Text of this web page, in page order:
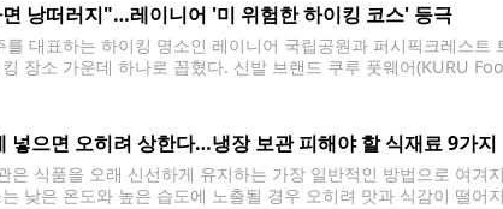
낭떠러지"…레이니어 '미 위험한 하이킹 코스' 등극
를 대표하는 하이킹 명소인 레이니어 국립공원과 퍼시픽크레스트
장소 가운데 하나로 꼽혔다. 신발 브랜드 쿠루 풋웨어(KURU
넣으면 오히려 상한다…냉장 보관 피해야 할 식재료 9가지
은 식품을 오래 신선하게 유지하는 가장 일반적인 방법으로 여겨
낮은 온도와 높은 습도에 노출될 경우 오히려 맛과 식감이 떨어